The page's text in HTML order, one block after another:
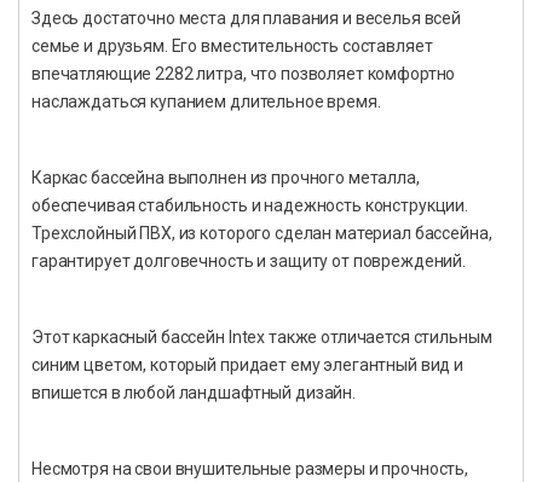
Здесь достаточно места для плавания и веселья всей
семье и друзьям. Его вместительность составляет
впечатляющие 2282 литра, что позволяет комфортно
наслаждаться купанием длительное время.
Каркас бассейна выполнен из прочного металла,
обеспечивая стабильность и надежность конструкции.
Трехслойный ПВХ, из которого сделан материал бассейна,
гарантирует долговечность и защиту от повреждений.
Этот каркасный бассейн Intex также отличается стильным
синим цветом, который придает ему элегантный вид и
впишется в любой ландшафтный дизайн.
Несмотря на свои внушительные размеры и прочность,